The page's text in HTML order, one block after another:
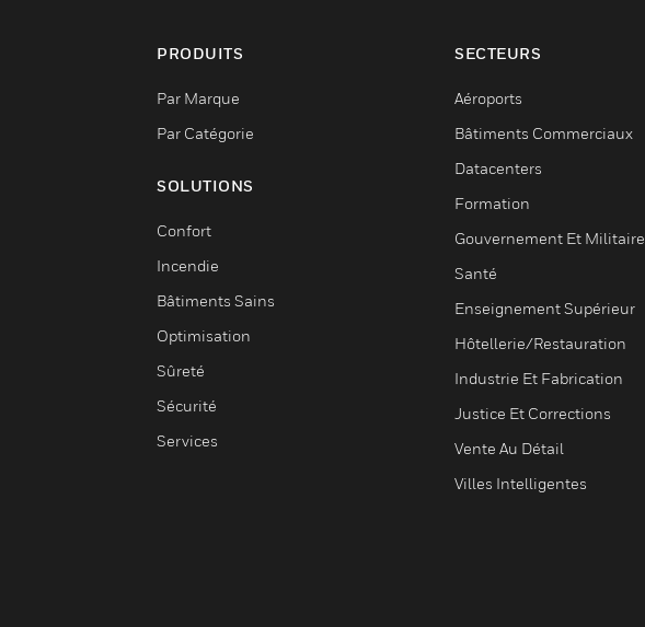
PRODUITS
Par Marque
Par Catégorie
SOLUTIONS
Confort
Incendie
Bâtiments Sains
Optimisation
Sûreté
Sécurité
Services
SECTEURS
Aéroports
Bâtiments Commerciaux
Datacenters
Formation
Gouvernement Et Militaire
Santé
Enseignement Supérieur
Hôtellerie/Restauration
Industrie Et Fabrication
Justice Et Corrections
Vente Au Détail
Villes Intelligentes